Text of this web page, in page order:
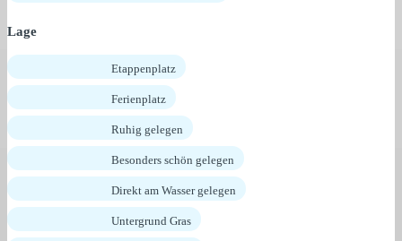
Lage
Etappenplatz
Ferienplatz
Ruhig gelegen
Besonders schön gelegen
Direkt am Wasser gelegen
Untergrund Gras